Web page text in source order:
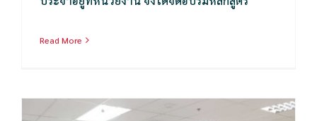
Read More